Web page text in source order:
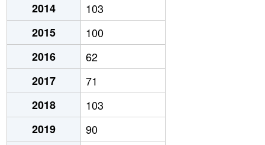
2014
103
2015
100
2016
62
2017
71
2018
103
2019
90